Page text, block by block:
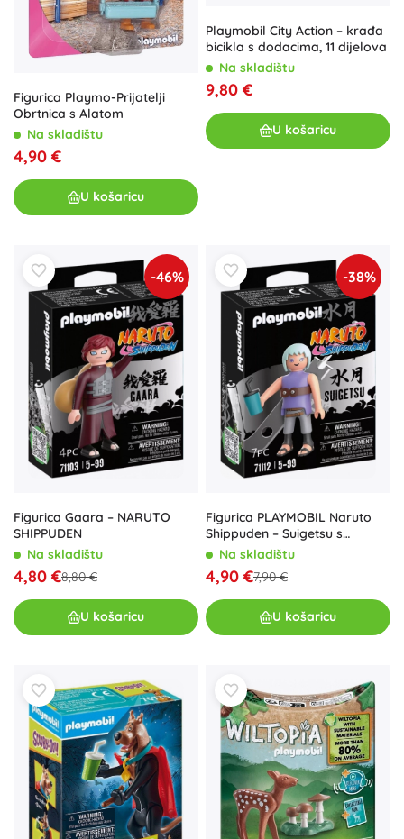
Figurica Playmo-Prijatelji
Obrtnica s Alatom
Na skladištu
4,90 €
U košaricu
Playmobil City Action – krađa
bicikla s dodacima, 11 dijelova
Na skladištu
9,80 €
U košaricu
-46%
Figurica Gaara – NARUTO
SHIPPUDEN
Na skladištu
4,80 €8,80 €
U košaricu
-38%
Figurica PLAYMOBIL Naruto
Shippuden – Suigetsu s
Zabuza mačem
Na skladištu
4,90 €7,90 €
U košaricu